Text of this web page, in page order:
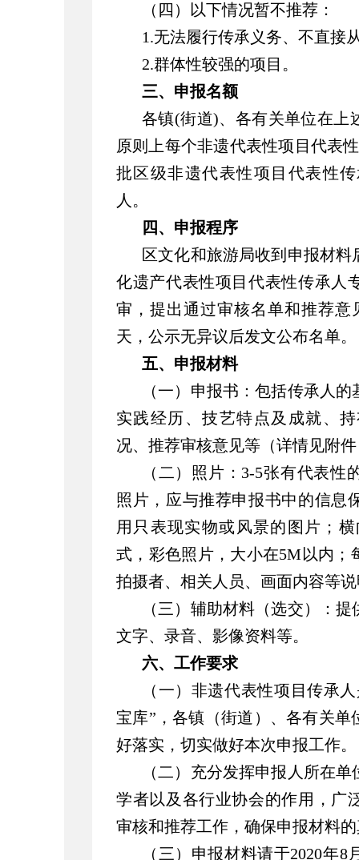
（四）以下情况暂不推荐：
1.无法履行传承义务、不直接
2.群体性较强的项目。
三、申报名额
各镇(街道)、各有关单位在上
原则上每个非遗代表性项目代表
批区级非遗代表性项目代表性
人。
四、申报程序
区文化和旅游局收到申报材
化遗产代表性项目代表性传承人
审，提出通过审核名单和推荐
天，公示无异议后发文公布名单。
五、申报材料
（一）申报书：包括传承人
实践经历、技艺特点及成就、
况、推荐审核意见等（详情见附
（二）照片：3-5张有代表
照片，应与推荐申报书中的信息
用只表现实物或风景的图片；横
式，彩色照片，大小在5M以内；
拍摄者、相关人员、画面内容等
（三）辅助材料（选交）：
文字、录音、影像资料等。
六、工作要求
（一）非遗代表性项目传承
宝库”，各镇（街道）、各有关
好落实，切实做好本次申报工作。
（二）充分发挥申报人所在
学者以及各行业协会的作用，广
审核和推荐工作，确保申报材料
（三）申报材料请于2020年